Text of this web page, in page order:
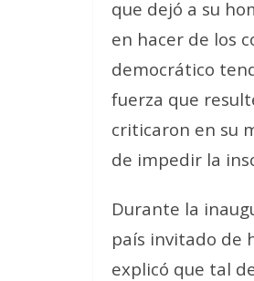
que dejó a su
en hacer de los
democrático
fuerza que
criticaron en su
de impedir la
Durante la
país invitado de
explicó que tal